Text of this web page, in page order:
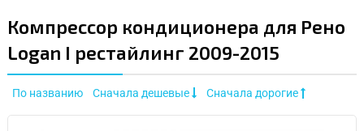
Компрессор кондиционера для Рено
Logan I рестайлинг 2009-2015
По названию Сначала дешевые Сначала дорогие